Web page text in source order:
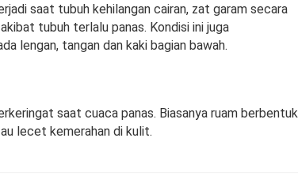
saat tubuh kehilangan cairan, zat garam secara
tubuh terlalu panas. Kondisi ini juga
lengan, tangan dan kaki bagian bawah.
saat cuaca panas. Biasanya ruam berbentuk
lecet kemerahan di kulit.